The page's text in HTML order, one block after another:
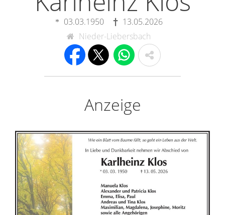
03.03.1950
13.05.2026
Nieder-Liebersbach
Anzeige